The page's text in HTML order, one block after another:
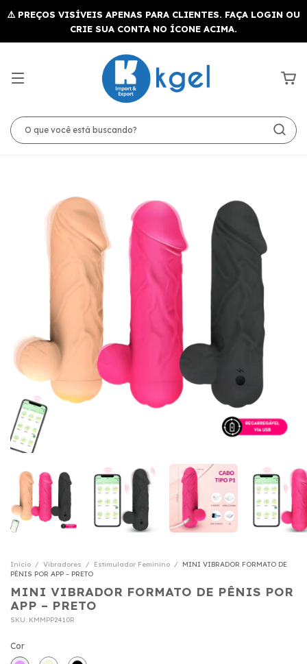
Início / Vibradores / Estimulador Feminino /
MINI VIBRADOR FORMATO DE
PÊNIS POR APP – PRETO
MINI VIBRADOR FORMATO DE PÊNIS POR
APP – PRETO
SKU: KMMPP2410R
Cor